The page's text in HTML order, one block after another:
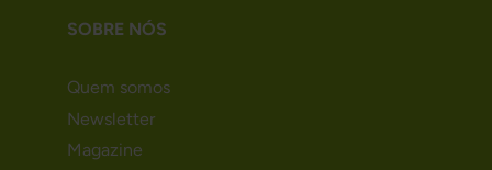
SOBRE NÓS
Quem somos
Newsletter
Magazine